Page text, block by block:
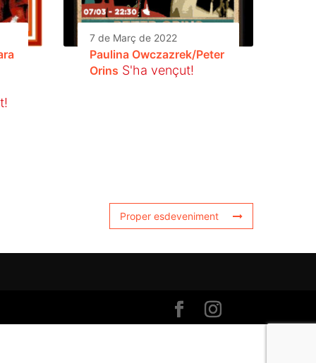
7 de Març de 2022
Paulina Owczazrek/Peter
Orins S'ha vençut!
Proper esdeveniment